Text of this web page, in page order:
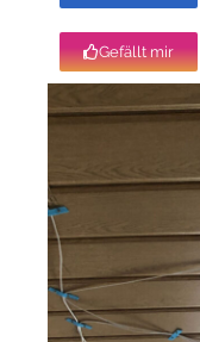
Gefällt mir